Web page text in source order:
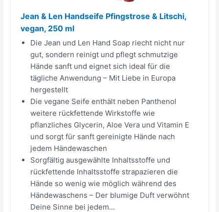
Jean & Len Handseife Pfingstrose & Litschi,
vegan, 250 ml
Die Jean und Len Hand Soap riecht nicht nur
gut, sondern reinigt und pflegt schmutzige
Hände sanft und eignet sich ideal für die
tägliche Anwendung – Mit Liebe in Europa
hergestellt
Die vegane Seife enthält neben Panthenol
weitere rückfettende Wirkstoffe wie
pflanzliches Glycerin, Aloe Vera und Vitamin E
und sorgt für sanft gereinigte Hände nach
jedem Händewaschen
Sorgfältig ausgewählte Inhaltsstoffe und
rückfettende Inhaltsstoffe strapazieren die
Hände so wenig wie möglich während des
Händewaschens – Der blumige Duft verwöhnt
Deine Sinne bei jedem...